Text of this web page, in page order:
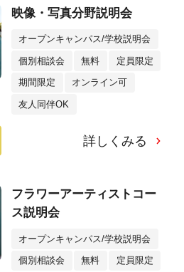
映像・写真分野説明会
オープンキャンパス/学校説明会
個別相談会 無料 定員限定
期間限定 オンライン可
友人同伴OK
詳しくみる
フラワーアーティストコー
ス説明会
オープンキャンパス/学校説明会
個別相談会 無料 定員限定